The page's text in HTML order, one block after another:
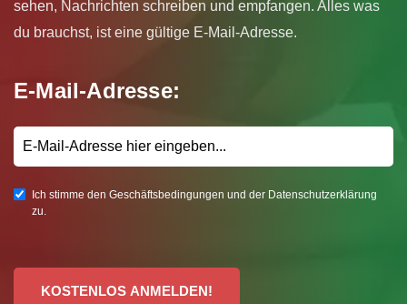
sehen, Nachrichten schreiben und empfangen. Alles was
du brauchst, ist eine gültige E-Mail-Adresse.
E-Mail-Adresse:
Ich stimme den Geschäftsbedingungen und der Datenschutzerklärung
zu.
KOSTENLOS ANMELDEN!